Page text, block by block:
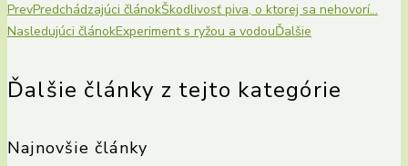
PrevPredchádzajúci článokŠkodlivosť piva, o ktorej sa nehovorí…
Nasledujúci článokExperiment s ryžou a vodouĎalšie
Ďalšie články z tejto kategórie
Najnovšie články